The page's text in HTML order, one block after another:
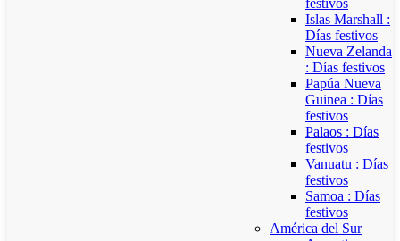
festivos
Islas Marshall :
Días festivos
Nueva Zelanda
: Días festivos
Papúa Nueva
Guinea : Días
festivos
Palaos : Días
festivos
Vanuatu : Días
festivos
Samoa : Días
festivos
América del Sur